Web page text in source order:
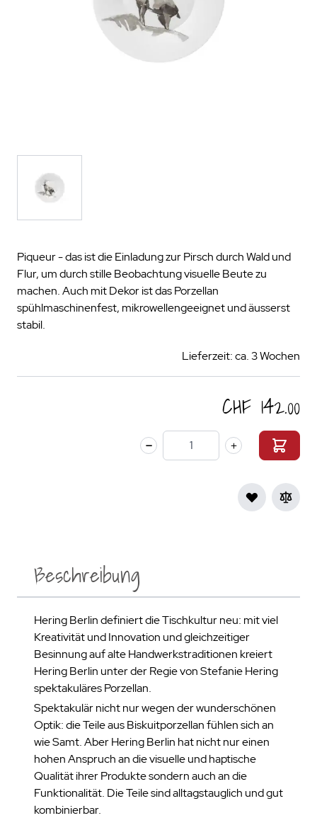
Piqueur - das ist die Einladung zur Pirsch durch Wald und
Flur, um durch stille Beobachtung visuelle Beute zu
machen. Auch mit Dekor ist das Porzellan
spühlmaschinenfest, mikrowellengeeignet und äusserst
stabil.
Lieferzeit: ca. 3 Wochen
CHF 142.00
Menge
Beschreibung
Hering Berlin definiert die Tischkultur neu: mit viel
Kreativität und Innovation und gleichzeitiger
Besinnung auf alte Handwerkstraditionen kreiert
Hering Berlin unter der Regie von Stefanie Hering
spektakuläres Porzellan.
Spektakulär nicht nur wegen der wunderschönen
Optik: die Teile aus Biskuitporzellan fühlen sich an
wie Samt. Aber Hering Berlin hat nicht nur einen
hohen Anspruch an die visuelle und haptische
Qualität ihrer Produkte sondern auch an die
Funktionalität. Die Teile sind alltagstauglich und gut
kombinierbar.